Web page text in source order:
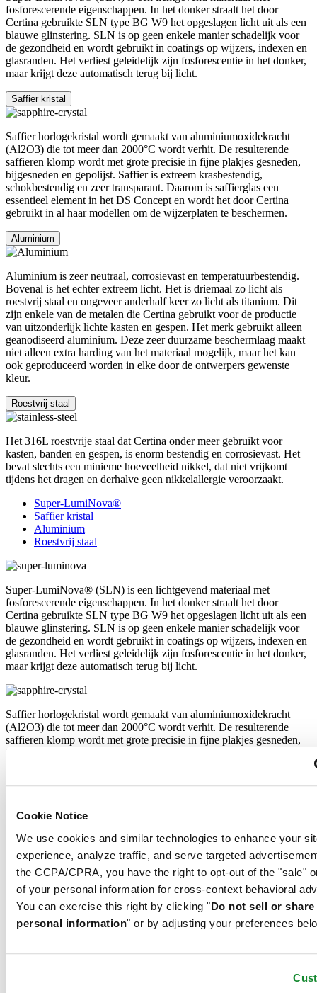
Cookie Notice
We use cookies and similar technologies to enhance your
experience, analyze traffic, and serve targeted
the CCPA/CPRA, you have the right to opt-out of the "sale"
of your personal information for cross-context behavioral
You can exercise this right by clicking "Do not sell or share
personal information" or by adjusting your preferences
fosforescerende eigenschappen. In het donker straalt het door
Certina gebruikte SLN type BG W9 het opgeslagen licht uit als een
blauwe glinstering. SLN is op geen enkele manier schadelijk voor
de gezondheid en wordt gebruikt in coatings op wijzers, indexen en
glasranden. Het verliest geleidelijk zijn fosforescentie in het donker,
maar krijgt deze automatisch terug bij licht.
Saffier kristal
Saffier horlogekristal wordt gemaakt van aluminiumoxidekracht
(Al2O3) die tot meer dan 2000°C wordt verhit. De resulterende
saffieren klomp wordt met grote precisie in fijne plakjes gesneden,
bijgesneden en gepolijst. Saffier is extreem krasbestendig,
schokbestendig en zeer transparant. Daarom is saffierglas een
essentieel element in het DS Concept en wordt het door Certina
gebruikt in al haar modellen om de wijzerplaten te beschermen.
Aluminium
Aluminium is zeer neutraal, corrosievast en temperatuurbestendig.
Bovenal is het echter extreem licht. Het is driemaal zo licht als
roestvrij staal en ongeveer anderhalf keer zo licht als titanium. Dit
zijn enkele van de metalen die Certina gebruikt voor de productie
van uitzonderlijk lichte kasten en gespen. Het merk gebruikt alleen
geanodiseerd aluminium. Deze zeer duurzame beschermlaag maakt
niet alleen extra harding van het materiaal mogelijk, maar het kan
ook geproduceerd worden in elke door de ontwerpers gewenste
kleur.
Roestvrij staal
Het 316L roestvrije staal dat Certina onder meer gebruikt voor
kasten, banden en gespen, is enorm bestendig en corrosievast. Het
bevat slechts een minieme hoeveelheid nikkel, dat niet vrijkomt
tijdens het dragen en derhalve geen nikkelallergie veroorzaakt.
Super-LumiNova®
Saffier kristal
Aluminium
Roestvrij staal
Super-LumiNova® (SLN) is een lichtgevend materiaal met
fosforescerende eigenschappen. In het donker straalt het door
Certina gebruikte SLN type BG W9 het opgeslagen licht uit als een
blauwe glinstering. SLN is op geen enkele manier schadelijk voor
de gezondheid en wordt gebruikt in coatings op wijzers, indexen en
glasranden. Het verliest geleidelijk zijn fosforescentie in het donker,
maar krijgt deze automatisch terug bij licht.
Saffier horlogekristal wordt gemaakt van aluminiumoxidekracht
(Al2O3) die tot meer dan 2000°C wordt verhit. De resulterende
saffieren klomp wordt met grote precisie in fijne plakjes gesneden,
bijgesneden en gepolijst. Saffier is extreem krasbestendig,
Aluminium is zeer neutraal, corrosievast en temperatuurbestendig.
Bovenal is het echter extreem licht. Het is driemaal zo licht als
roestvrij staal en ongeveer anderhalf keer zo licht als titanium. Dit
zijn enkele van de metalen die Certina gebruikt voor de productie
van uitzonderlijk lichte kasten en gespen. Het merk gebruikt alleen
geanodiseerd aluminium. Deze zeer duurzame beschermlaag maakt
niet alleen extra harding van het materiaal mogelijk, maar het kan
ook geproduceerd worden in elke door de ontwerpers gewenste